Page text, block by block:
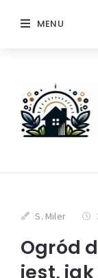
MENU
S. Miler
Ogród
jest, jak